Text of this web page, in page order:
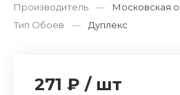
Производитель —
Московская
Тип Обоев
— Дуплекс
271 ₽ / шт